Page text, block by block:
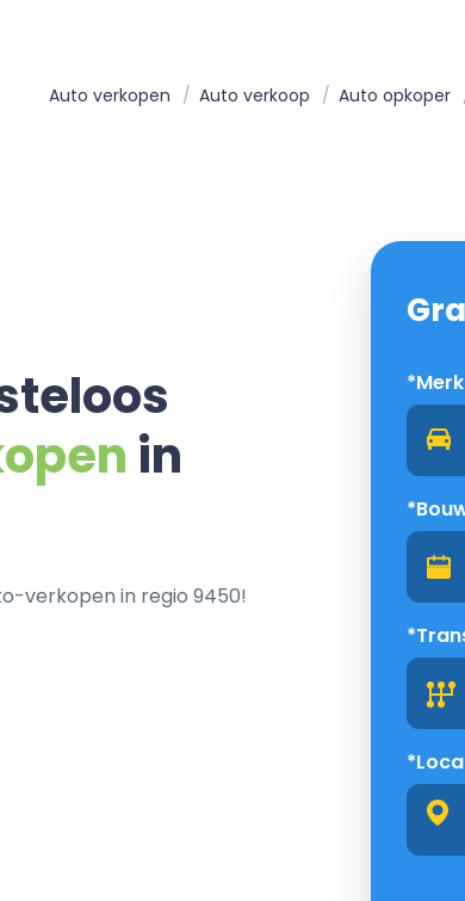
Auto verkopen Auto verkoop Auto opkoper
in
verkopen in regio 9450!
*Merk